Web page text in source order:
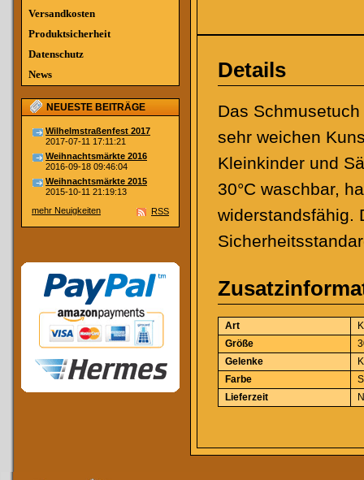
Details
Das
sehr weichen
Kleinkinder und
30°C waschbar,
widerstandsfähig.
Art
Größe
Gelenke
Farbe
Lieferzeit
Versandkosten
Produktsicherheit
Datenschutz
News
NEUESTE BEITRÄGE
Wilhelmstraßenfest 2017
2017-07-11 17:11:21
Weihnachtsmärkte 2016
2016-09-18 09:46:04
Weihnachtsmärkte 2015
2015-10-11 21:19:13
mehr Neuigkeiten
RSS